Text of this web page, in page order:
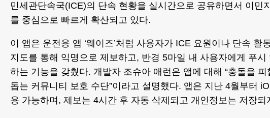
민세관단속국(ICE)의 단속 현황을 실시간으로 공유하면서 이민
를 중심으로 빠르게 확산되고 있다.
이 앱은 운전용 앱 ‘웨이즈’처럼 사용자가 ICE 요원이나 단속 활
지도를 통해 익명으로 제보하고, 반경 5마일 내 사용자에게 푸시
하는 기능을 갖췄다. 개발자 조슈아 애런은 앱에 대해 “충돌을 피
돕는 커뮤니티 보호 수단”이라고 설명했다. 앱은 지난 4월부터
용 가능하며, 제보는 4시간 후 자동 삭제되고 개인정보는 저장되